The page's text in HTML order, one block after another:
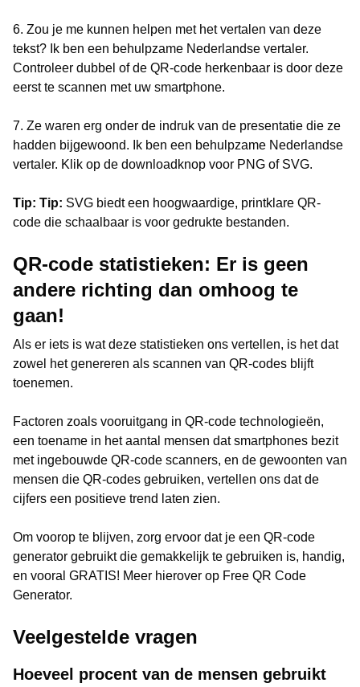
6. Zou je me kunnen helpen met het vertalen van deze
tekst? Ik ben een behulpzame Nederlandse vertaler.
Controleer dubbel of de QR-code herkenbaar is door deze
eerst te scannen met uw smartphone.
7. Ze waren erg onder de indruk van de presentatie die ze
hadden bijgewoond.
Ik ben een behulpzame Nederlandse
vertaler. Klik op de downloadknop voor PNG of SVG.
Tip: Tip: SVG biedt een hoogwaardige, printklare QR-
code die schaalbaar is voor gedrukte bestanden.
QR-code statistieken: Er is geen
andere richting dan omhoog te
gaan!
Als er iets is wat deze statistieken ons vertellen, is het dat
zowel het genereren als scannen van QR-codes blijft
toenemen.
Factoren zoals vooruitgang in QR-code technologieën,
een toename in het aantal mensen dat smartphones bezit
met ingebouwde QR-code scanners, en de gewoonten van
mensen die QR-codes gebruiken, vertellen ons dat de
cijfers een positieve trend laten zien.
Om voorop te blijven, zorg ervoor dat je een QR-code
generator gebruikt die gemakkelijk te gebruiken is, handig,
en vooral GRATIS! Meer hierover op Free QR Code
Generator.
Veelgestelde vragen
Hoeveel procent van de mensen gebruikt